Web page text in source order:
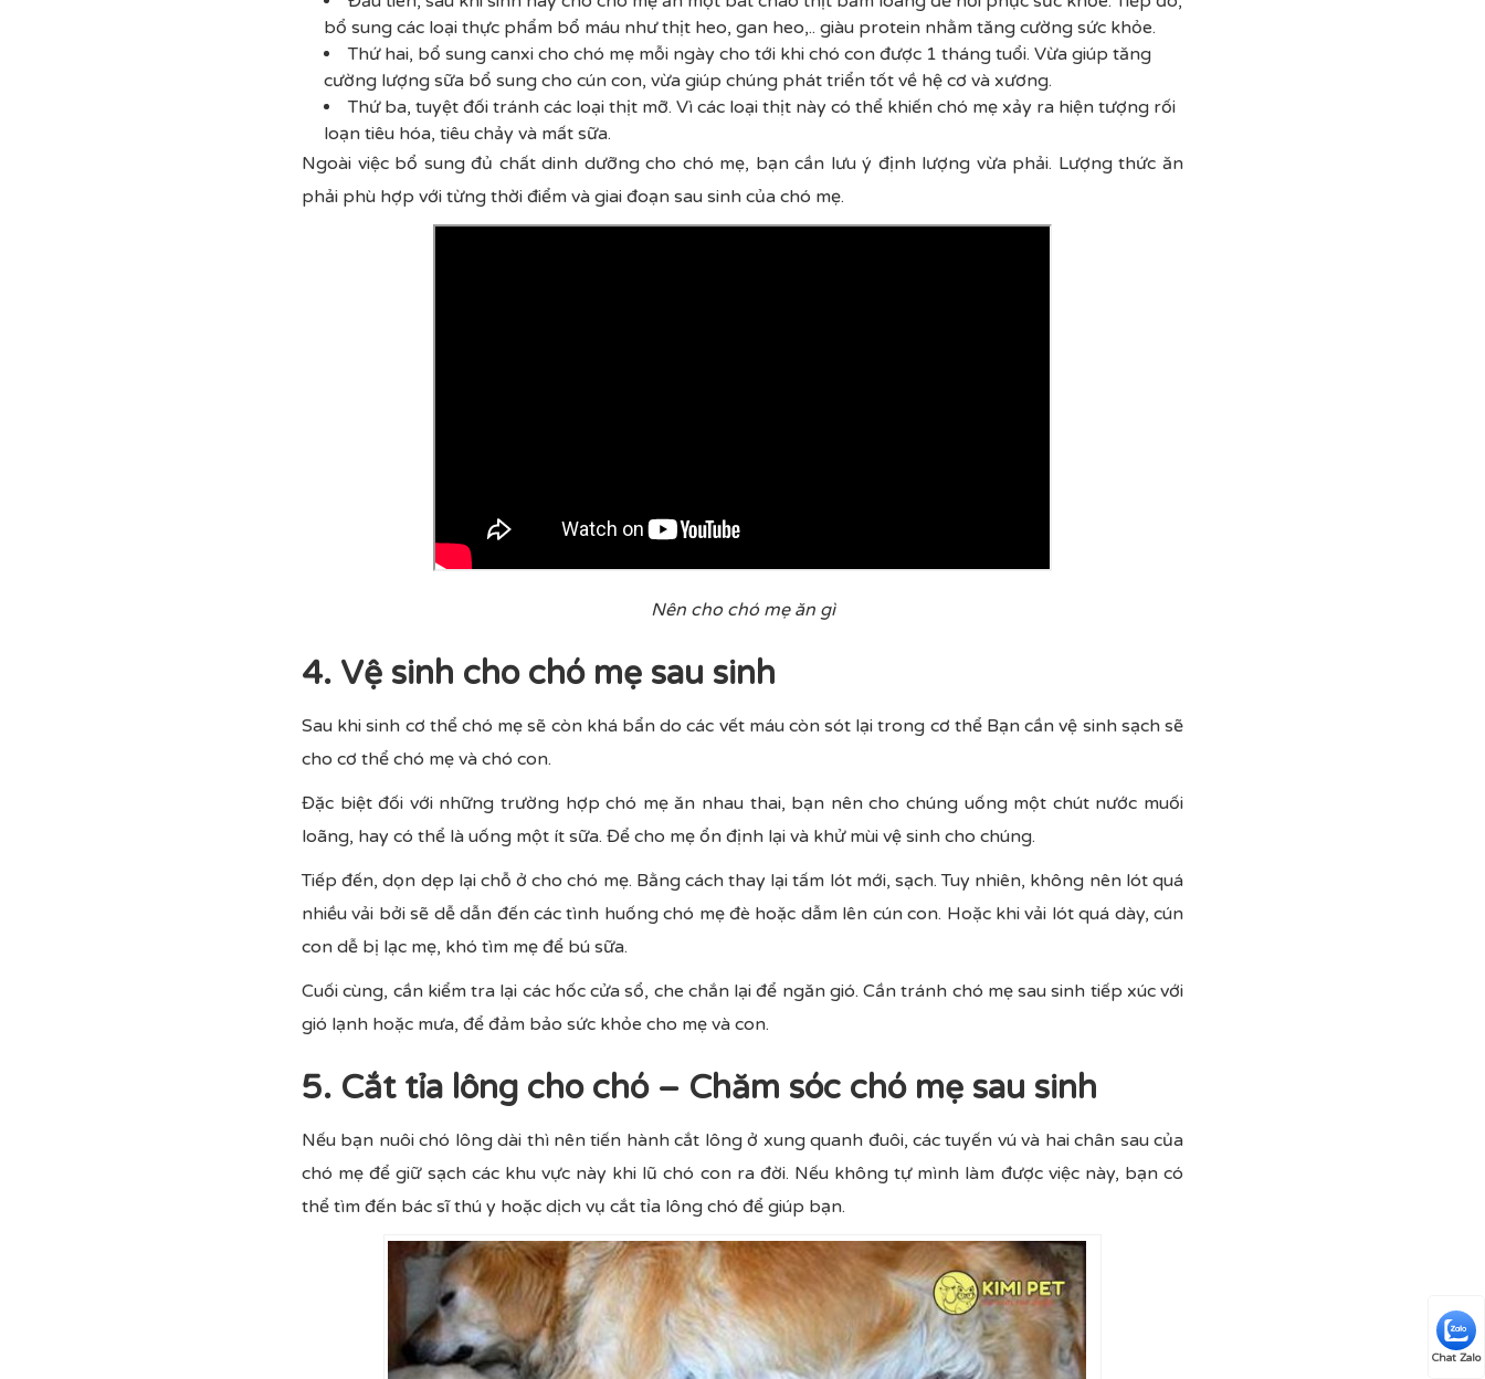
bổ sung các loại thực phẩm bổ máu như thịt heo, gan heo,.. giàu protein nhằm tăng cường sức khỏe.
Thứ hai, bổ sung canxi cho chó mẹ mỗi ngày cho tới khi chó con được 1 tháng tuổi. Vừa giúp tăng
cường lượng sữa bổ sung cho cún con, vừa giúp chúng phát triển tốt về hệ cơ và xương.
Thứ ba, tuyệt đối tránh các loại thịt mỡ. Vì các loại thịt này có thể khiến chó mẹ xảy ra hiện tượng rối
loạn tiêu hóa, tiêu chảy và mất sữa.
Ngoài việc bổ sung đủ chất dinh dưỡng cho chó mẹ, bạn cần lưu ý định lượng vừa phải. Lượng thức ăn
phải phù hợp với từng thời điểm và giai đoạn sau sinh của chó mẹ.
Nên cho chó mẹ ăn gì
4. Vệ sinh cho chó mẹ sau sinh
Sau khi sinh cơ thể chó mẹ sẽ còn khá bẩn do các vết máu còn sót lại trong cơ thể Bạn cần vệ sinh sạch sẽ
cho cơ thể chó mẹ và chó con.
Đặc biệt đối với những trường hợp chó mẹ ăn nhau thai, bạn nên cho chúng uống một chút nước muối
loãng, hay có thể là uống một ít sữa. Để cho mẹ ổn định lại và khử mùi vệ sinh cho chúng.
Tiếp đến, dọn dẹp lại chỗ ở cho chó mẹ. Bằng cách thay lại tấm lót mới, sạch. Tuy nhiên, không nên lót quá
nhiều vải bởi sẽ dễ dẫn đến các tình huống chó mẹ đè hoặc dẫm lên cún con. Hoặc khi vải lót quá dày, cún
con dễ bị lạc mẹ, khó tìm mẹ để bú sữa.
Cuối cùng, cần kiểm tra lại các hốc cửa sổ, che chắn lại để ngăn gió. Cần tránh chó mẹ sau sinh tiếp xúc với
gió lạnh hoặc mưa, để đảm bảo sức khỏe cho mẹ và con.
5. Cắt tỉa lông cho chó – Chăm sóc chó mẹ sau sinh
Nếu bạn nuôi chó lông dài thì nên tiến hành cắt lông ở xung quanh đuôi, các tuyến vú và hai chân sau của
chó mẹ để giữ sạch các khu vực này khi lũ chó con ra đời. Nếu không tự mình làm được việc này, bạn có
thể tìm đến bác sĩ thú y hoặc dịch vụ cắt tỉa lông chó để giúp bạn.
Chat Zalo